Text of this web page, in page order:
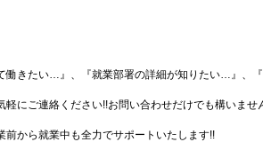
働きたい…』、『就業部署の詳細が知りたい…』、
にご連絡ください!!お問い合わせだけでも構いませ
から就業中も全力でサポートいたします!!